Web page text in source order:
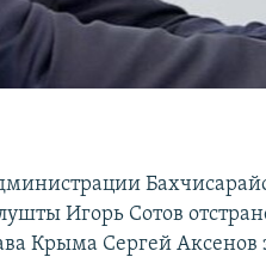
Игорь Сотов
Крыма Сергей Аксенов